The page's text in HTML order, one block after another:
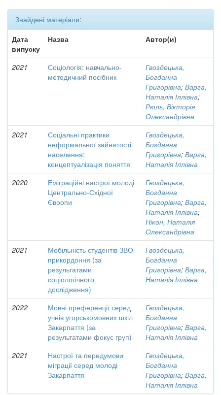
Знайдені матеріали:
Дата
випуску
Назва Автор(и)
2021
Соціологія: навчально-
методичний посібник
Гвоздецька,
Богданна
Григорівна; Варга,
Наталія Іллівна;
Рюль, Вікторія
Олександрівна
2021
Соціальні практики
неформальної зайнятості
населення:
концептуалізація поняття
Гвоздецька,
Богданна
Григорівна; Варга,
Наталія Іллівна
2020
Еміграційні настрої молоді
Центрально-Східної
Європи
Гвоздецька,
Богданна
Григорівна; Варга,
Наталія Іллівна;
Нікон, Наталія
Олександрівна
2021
Мобільність студентів ЗВО
прикордоння (за
результатами
соціологічного
дослідження)
Гвоздецька,
Богданна
Григорівна; Варга,
Наталія Іллівна
2022
Мовні преференції серед
учнів угорськомовних шкіл
Закарпаття (за
результатами фокус груп)
Гвоздецька,
Богданна
Григорівна; Варга,
Наталія Іллівна
2021
Настрої та передумови
міграції серед молоді
Закарпаття
Гвоздецька,
Богданна
Григорівна; Варга,
Наталія Іллівна